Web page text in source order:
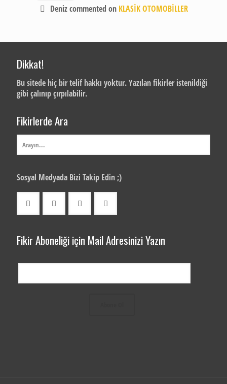
Denizcommented on KLASİK OTOMOBİLLER
Dikkat!
Bu sitede hiç bir telif hakkı yoktur. Yazılan fikirler istenildiği
gibi çalınıp çırpılabilir.
Fikirlerde Ara
Sosyal Medyada Bizi Takip Edin ;)
Fikir Aboneliği için Mail Adresinizi Yazın